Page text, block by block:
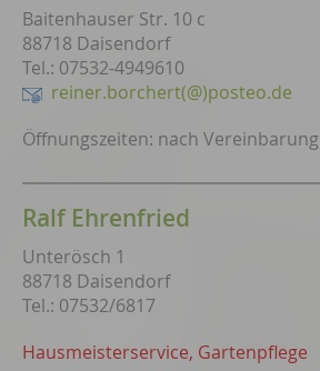
Baitenhauser Str. 10 c
88718 Daisendorf
Tel.: 07532-4949610
reiner.borchert(@)posteo.de
Öffnungszeiten: nach Vereinbarung
Ralf Ehrenfried
Unterösch 1
88718 Daisendorf
Tel.: 07532/6817
Hausmeisterservice, Gartenpflege